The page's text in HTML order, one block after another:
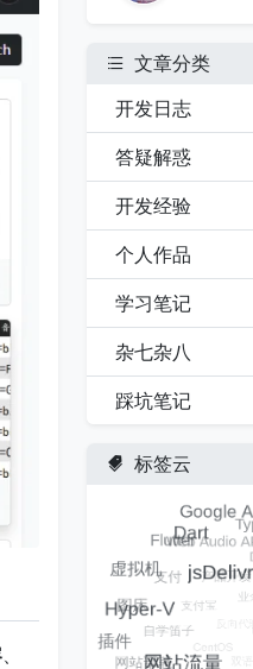
文章分类
开发日志
答疑解惑
开发经验
个人作品
学习笔记
杂七杂八
踩坑笔记
标签云